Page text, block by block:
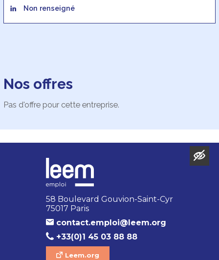
Non renseigné
Nos offres
Pas d'offre pour cette entreprise.
58 Boulevard Gouvion-Saint-Cyr
75017 Paris
contact.emploi@leem.org
+33(0)1 45 03 88 88
Leem.org